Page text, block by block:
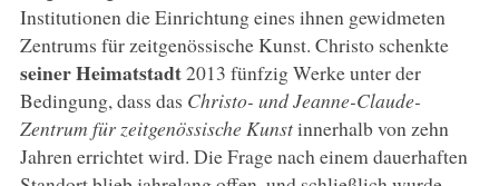
Institutionen die Einrichtung eines ihnen gewidmeten
Zentrums für zeitgenössische Kunst. Christo schenkte
seiner Heimatstadt2013 fünfzig Werke unter der
Bedingung, dass das Christo- und Jeanne-Claude-
Zentrum für zeitgenössische Kunstinnerhalb von zehn
Jahren errichtet wird. Die Frage nach einem dauerhaften